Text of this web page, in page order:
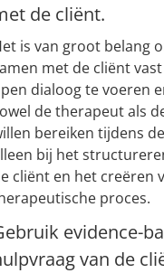
de cliënt.
is van groot belang
met de cliënt
dialoog te voeren
de therapeut als
bereiken tijdens
bij het
cliënt en het creëren
proces.
evidence-
van de